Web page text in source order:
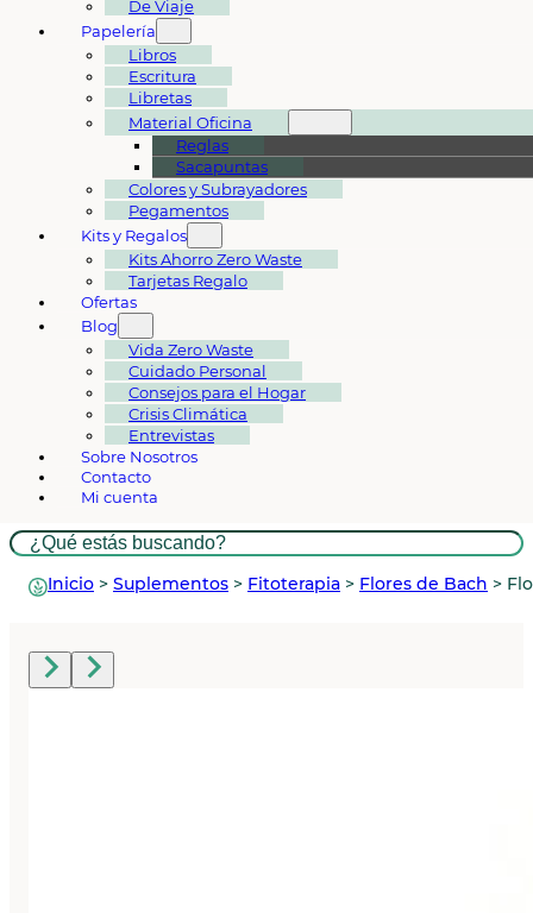
De Viaje
Papelería
Libros
Escritura
Libretas
Material Oficina
Reglas
Sacapuntas
Colores y Subrayadores
Pegamentos
Kits y Regalos
Kits Ahorro Zero Waste
Tarjetas Regalo
Ofertas
Blog
Vida Zero Waste
Cuidado Personal
Consejos para el Hogar
Crisis Climática
Entrevistas
Sobre Nosotros
Contacto
Mi cuenta
Buscar
Inicio > Suplementos > Fitoterapia > Flores de Bach >